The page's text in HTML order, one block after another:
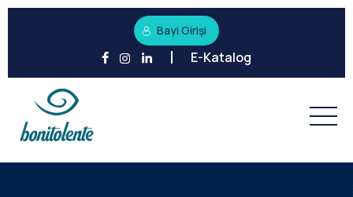
Bayi Girişi
E-Katalog